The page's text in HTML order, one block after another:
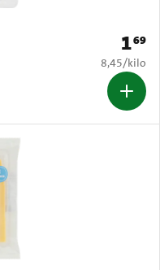
Prijs:
169
€ 8,45 per
8,45/kilo